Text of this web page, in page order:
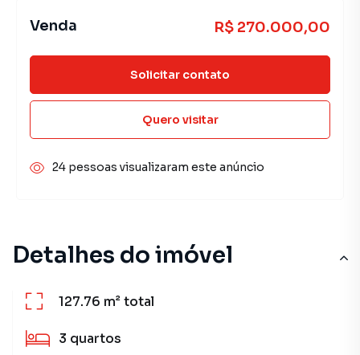
Detalhes do imóvel
127.76 m²total
3 quartos
Venda R$ 270.000,00
Solicitar contato
Quero visitar
24 pessoas visualizaram este anúncio